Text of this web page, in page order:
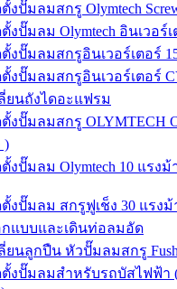
งปั๊มลมสกรู Olymtech
งปั๊มลม Olymtech อินเวอร์
งปั๊มลมสกรูอินเวอร์เตอร์
งปั๊มลมสกรูอินเวอร์เตอร์
ยนถังไดอะแฟรม
งปั๊มลมสกรู OLYMTECH
)
งปั๊มลม Olymtech 10 แรง
งปั๊มลม สกรูฟูเช็ง 30 แรงม้
แบบและเดินท่อลมอัด
ยนลูกปืน หัวปั๊มลมสกรู
งปั๊มลมสำหรับรถบัสไฟฟ้า